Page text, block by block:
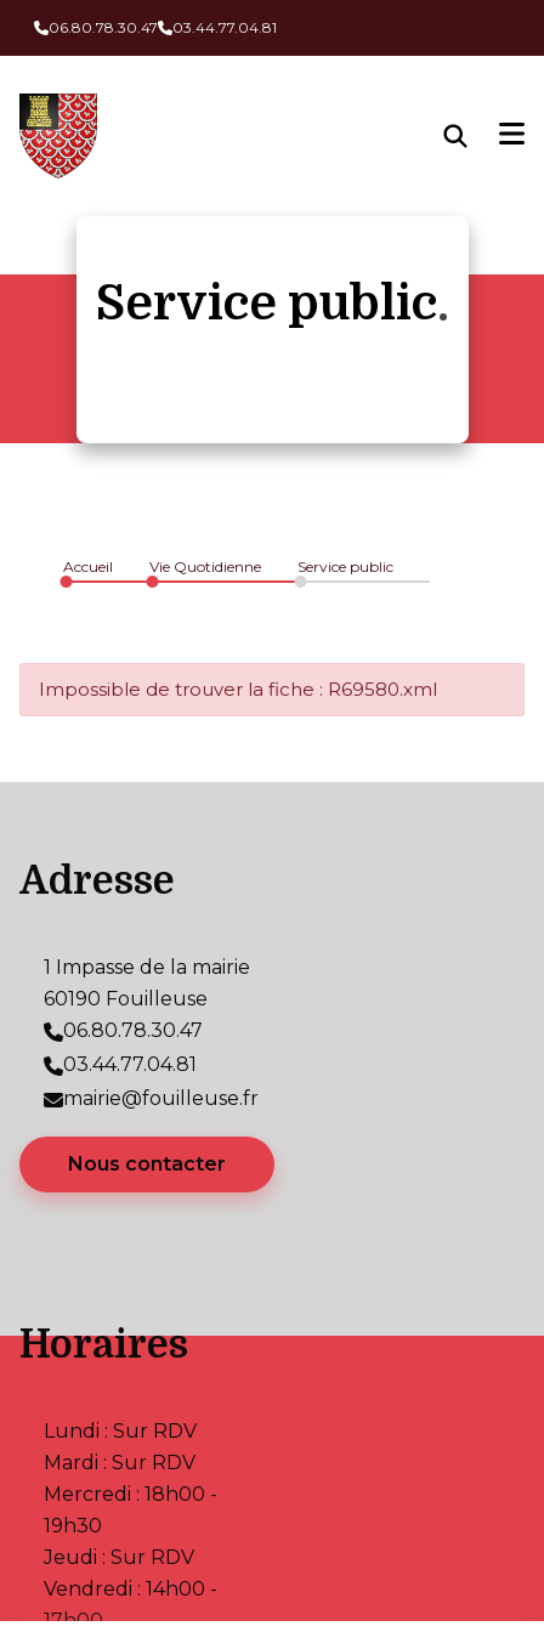
06.80.78.30.47 03.44.77.04.81
Service public
Accueil Vie Quotidienne Service public
Impossible de trouver la fiche : R69580.xml
Adresse
1 Impasse de la mairie
60190 Fouilleuse
06.80.78.30.47
03.44.77.04.81
mairie@fouilleuse.fr
Nous contacter
Horaires
Lundi : Sur RDV
Mardi : Sur RDV
Mercredi : 18h00 -
19h30
Jeudi : Sur RDV
Vendredi : 14h00 -
17h00
Panneau de gestion des cookies